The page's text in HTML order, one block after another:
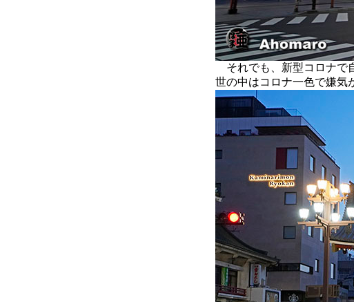
それでも、新型コロナで
世の中はコロナ一色で嫌気